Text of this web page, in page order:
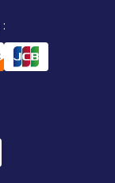
: